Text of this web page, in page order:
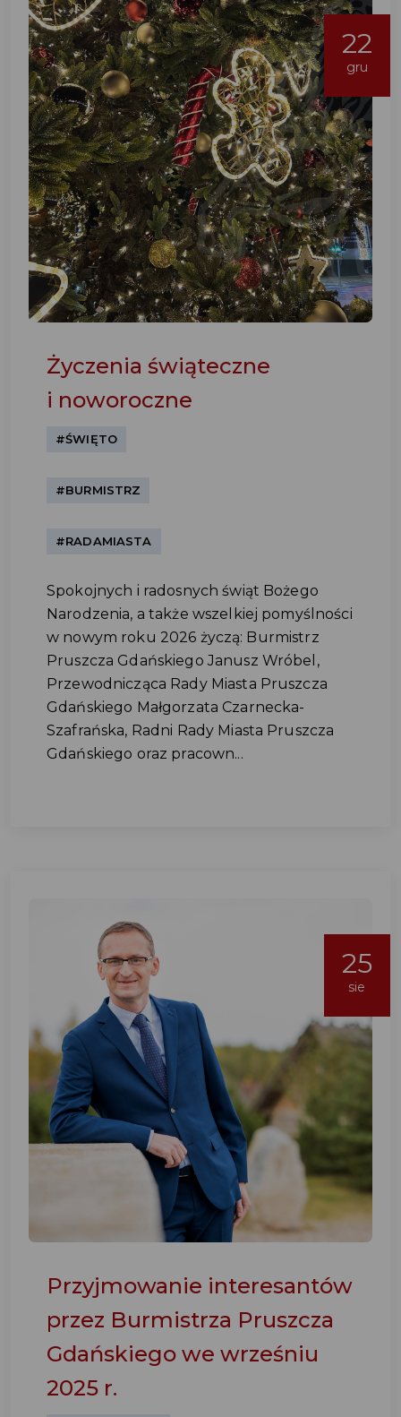
22
gru
Życzenia świąteczne
i noworoczne
#ŚWIĘTO
#BURMISTRZ
#RADAMIASTA
Spokojnych i radosnych świąt Bożego
Narodzenia, a także wszelkiej pomyślności
w nowym roku 2026 życzą: Burmistrz
Pruszcza Gdańskiego Janusz Wróbel,
Przewodnicząca Rady Miasta Pruszcza
Gdańskiego Małgorzata Czarnecka-
Szafrańska, Radni Rady Miasta Pruszcza
Gdańskiego oraz pracown...
25
sie
Przyjmowanie interesantów
przez Burmistrza Pruszcza
Gdańskiego we wrześniu
2025 r.